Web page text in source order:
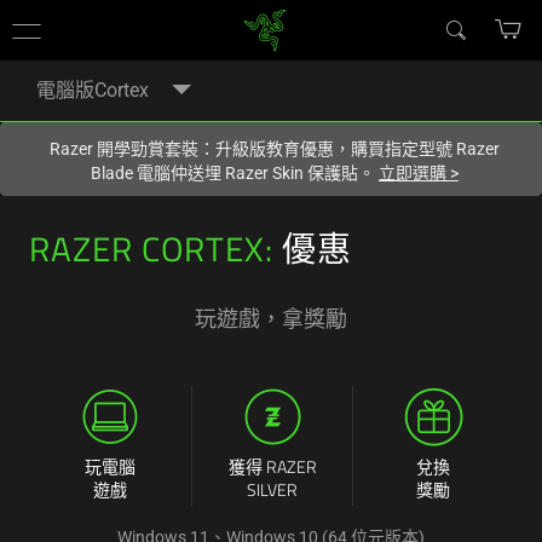
網站.
電腦版Cortex
Razer 開學勁賞套裝：升級版教育優惠，購買指定型號 Razer
Blade 電腦仲送埋 Razer Skin 保護貼。 立即選購 >
RAZER CORTEX: 優惠
玩遊戲，拿獎勵
玩電腦
遊戲
獲得 RAZER
SILVER
兌換
獎勵
Windows 11、Windows 10 (64 位元版本)